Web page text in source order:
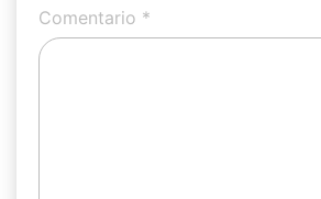
Comentario *